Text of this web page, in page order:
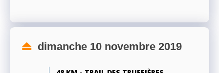
dimanche 10 novembre 2019